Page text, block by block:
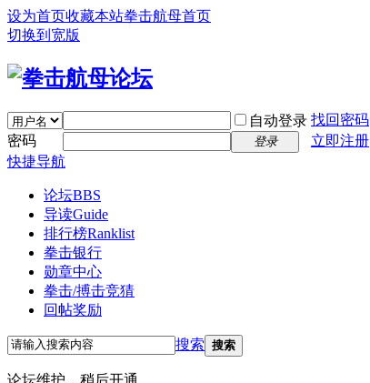
设为首页收藏本站拳击航母首页
切换到宽版
自动登录 找回密码
密码
登录
立即注册
快捷导航
论坛BBS
导读Guide
排行榜Ranklist
拳击银行
勋章中心
拳击/搏击竞猜
回帖奖励
搜索 搜索
论坛维护，稍后开通